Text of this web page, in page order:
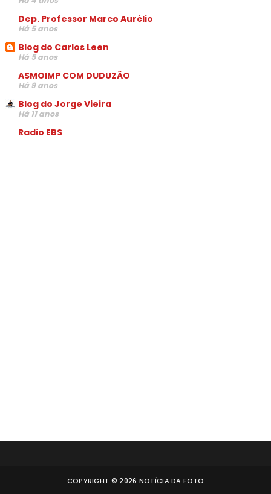
Dep. Professor Marco Aurélio
Há 5 anos
Blog do Carlos Leen
Há 5 anos
ASMOIMP COM DUDUZÃO
Há 9 anos
Blog do Jorge Vieira
Há 11 anos
Radio EBS
COPYRIGHT ©2026 NOTÍCIA DA FOTO